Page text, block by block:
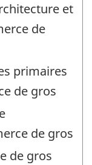
et
de
primaires
de gros
de gros
de gros